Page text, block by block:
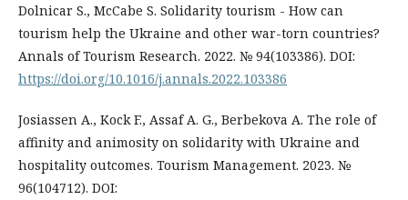
Dolnicar S., McCabe S. Solidarity tourism - How can
tourism help the Ukraine and other war-torn countries?
Annals of Tourism Research. 2022. № 94(103386). DOI:
https://doi.org/10.1016/j.annals.2022.103386
Josiassen A., Kock F., Assaf A. G., Berbekova A. The role of
affinity and animosity on solidarity with Ukraine and
hospitality outcomes. Tourism Management. 2023. №
96(104712). DOI: